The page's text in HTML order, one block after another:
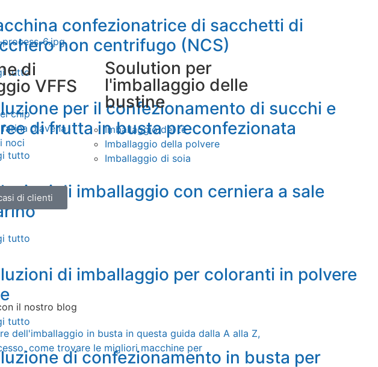
di
VFFS
chip
d'avena
noci
Soulution per
l'imballaggio delle
bustine
Imballaggio del tè
Imballaggio della polvere
Imballaggio di soia
di clienti
il nostro blog
dell'imballaggio in busta in questa guida dalla A alla Z,
come trovare le migliori macchine per
confezionatrice di sacchetti di
non centrifugo (NCS)
tutto
per il confezionamento di succhi e
di frutta in busta preconfezionata
tutto
di imballaggio con cerniera a sale
tutto
di imballaggio per coloranti in polvere
tutto
di confezionamento in busta per